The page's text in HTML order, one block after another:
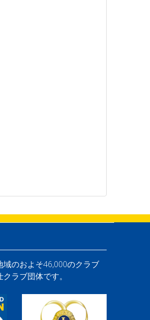
のおよそ46,000のクラブ
ラブ団体です。